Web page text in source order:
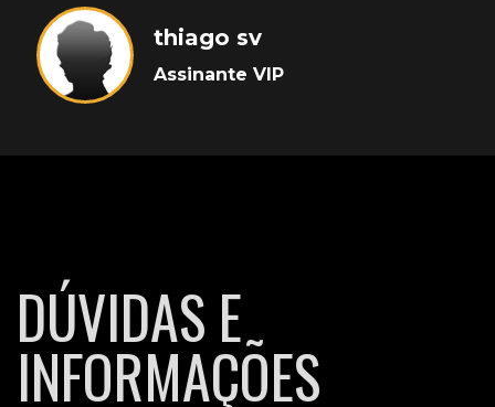
thiago sv
Assinante VIP
DÚVIDAS E
INFORMAÇÕES